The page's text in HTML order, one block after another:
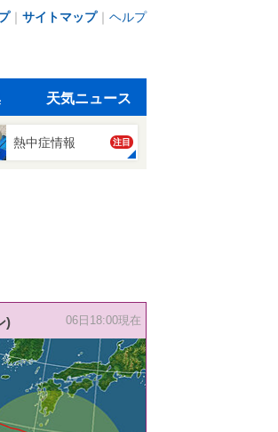
｜ サイトマップ｜ ヘルプ
天気ニュース
熱中症情報 注目
) 06日18:00現在